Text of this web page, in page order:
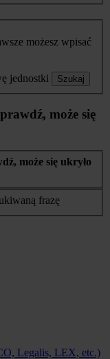
możesz wpisać
jednostki Szukaj
może się
może się ukryło
frazę
Legalis, LEX, etc.)